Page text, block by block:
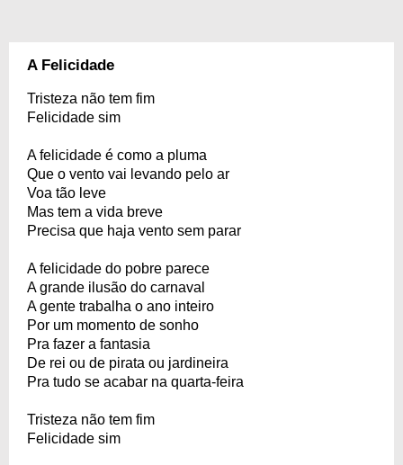
A Felicidade
Tristeza não tem fim
Felicidade sim
A felicidade é como a pluma
Que o vento vai levando pelo ar
Voa tão leve
Mas tem a vida breve
Precisa que haja vento sem parar
A felicidade do pobre parece
A grande ilusão do carnaval
A gente trabalha o ano inteiro
Por um momento de sonho
Pra fazer a fantasia
De rei ou de pirata ou jardineira
Pra tudo se acabar na quarta-feira
Tristeza não tem fim
Felicidade sim